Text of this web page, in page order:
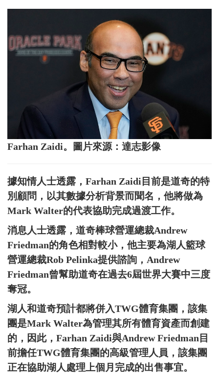
Farhan Zaidi。圖片來源：達志影像
據知情人士透露，Farhan Zaidi目前是道奇的特
別顧問，以其數據分析背景而聞名，他將做為
Mark Walter的代表協助完成過渡工作。
消息人士透露，道奇棒球營運總裁Andrew
Friedman的角色相對較小，他主要為湖人籃球
營運總裁Rob Pelinka提供諮詢，Andrew
Friedman曾幫助道奇在過去6屆世界大賽中三度
奪冠。
湖人和道奇預計都將併入TWG體育集團，該集
團是Mark Walter為管理其所有體育資產而創建
的，因此，Farhan Zaidi與Andrew Friedman目
前擔任TWG體育集團的高級管理人員，該集團
正在協助湖人處理上個月完成的出售事宜。